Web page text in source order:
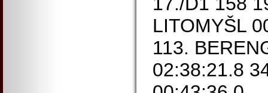
LITOMYŠL
113.
02:38:21.8